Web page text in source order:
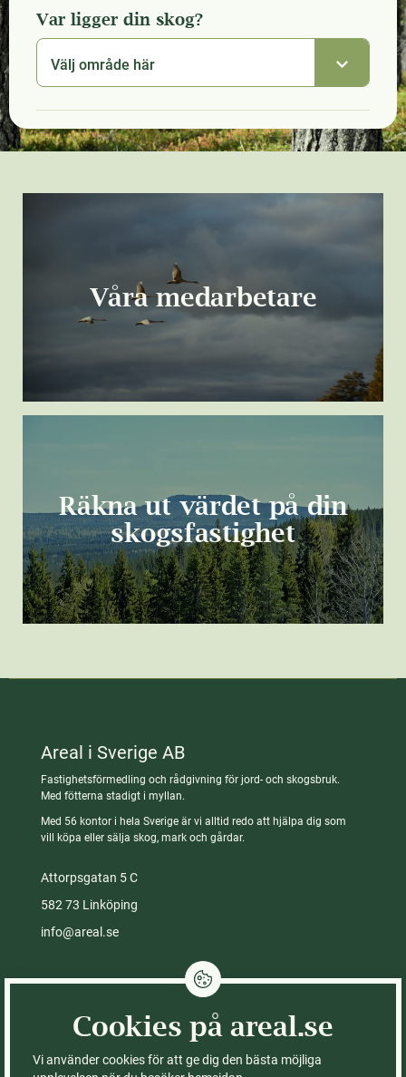
Var ligger din skog?
Välj område här
Våra medarbetare
Räkna ut värdet på din
skogsfastighet
Areal i Sverige AB
Fastighetsförmedling och rådgivning för jord- och skogsbruk.
Med fötterna stadigt i myllan.
Med 56 kontor i hela Sverige är vi alltid redo att hjälpa dig som
vill köpa eller sälja skog, mark och gårdar.
Attorpsgatan 5 C
582 73 Linköping
info@areal.se
Integritetspolicy
Cookies på areal.se
Fastigheter till salu
Kontor
Cookies på areal.se
Vi använder cookies för att ge dig den bästa möjliga